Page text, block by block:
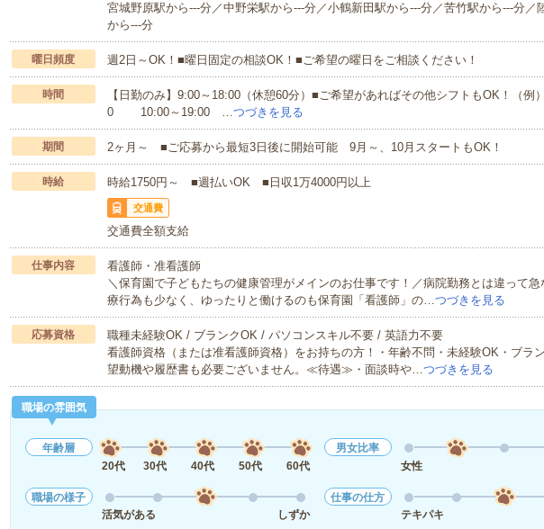
宮城野原駅から---分／中野栄駅から---分／小鶴新田駅から---分／苦竹駅から---分／
から---分
曜日頻度 週2日～OK！■曜日固定の相談OK！■ご希望の曜日をご相談ください！
時間
【日勤のみ】9:00～18:00（休憩60分）■ご希望があればその他シフトもOK！（例
0 10:00～19:00 …つづきを見る
期間 2ヶ月～ ■ご応募から最短3日後に開始可能 9月～、10月スタートもOK！
時給 時給1750円～ ■週払いOK ■日収1万4000円以上
交通費
交通費全額支給
仕事内容
看護師・准看護師
＼保育園で子どもたちの健康管理がメインのお仕事です！／病院勤務とは違って急
療行為も少なく、ゆったりと働けるのも保育園「看護師」の…つづきを見る
応募資格
職種未経験OK / ブランクOK / パソコンスキル不要 / 英語力不要
看護師資格（または准看護師資格）をお持ちの方！・年齢不問・未経験OK・ブラ
望動機や履歴書も必要ございません。≪待遇≫・面談時や…つづきを見る
職場の雰囲気
年齢層
20代
30代 40代 50代 60代
男女比率
女性
職場の様子
活気がある
しずか
仕事の仕方
テキパキ